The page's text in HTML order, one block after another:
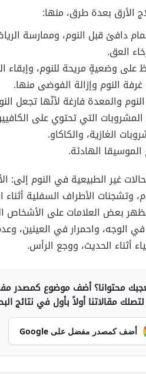
الأرق بعدة طرق، منها:
دافئ قبل النوم، وممارسة
العق.
على وضعيةٍ مريحة للنوم، وإبقاء
غرفة النوم وإزالة الفوضى منها.
والمعدة فارغة لأنّها تجعل
المشروبات التي تحتوي على
الغازية، والكاكاو.
الهادئة.
غير الطبيعية في النوم إلى:
وتشجنات الأطراف السفلية
بعض العلامات على الأشخاص
الوجه، واحمرار في العينين،
أثناء الحديث، ووجع الرأس.
محتوانا؟ أضف موضوع كمصدر
مقالاتنا أولاً بأول في نتائج
أضف كمصدر مفضل على Google